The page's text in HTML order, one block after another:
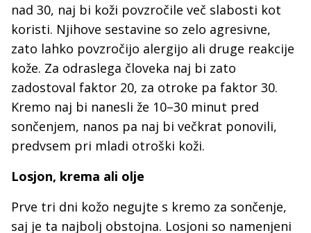
nad 30, naj bi koži povzročile več slabosti kot
koristi. Njihove sestavine so zelo agresivne,
zato lahko povzročijo alergijo ali druge reakcije
kože. Za odraslega človeka naj bi zato
zadostoval faktor 20, za otroke pa faktor 30.
Kremo naj bi nanesli že 10–30 minut pred
sončenjem, nanos pa naj bi večkrat ponovili,
predvsem pri mladi otroški koži.
Losjon, krema ali olje
Prve tri dni kožo negujte s kremo za sončenje,
saj je ta najbolj obstojna. Losjoni so namenjeni